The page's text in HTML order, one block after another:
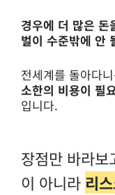
경우에 더 많은 돈
벌이 수준밖에 안
전세계를 돌아다
소한의 비용이 필
입니다.
장점만 바라보
이 아니라 리